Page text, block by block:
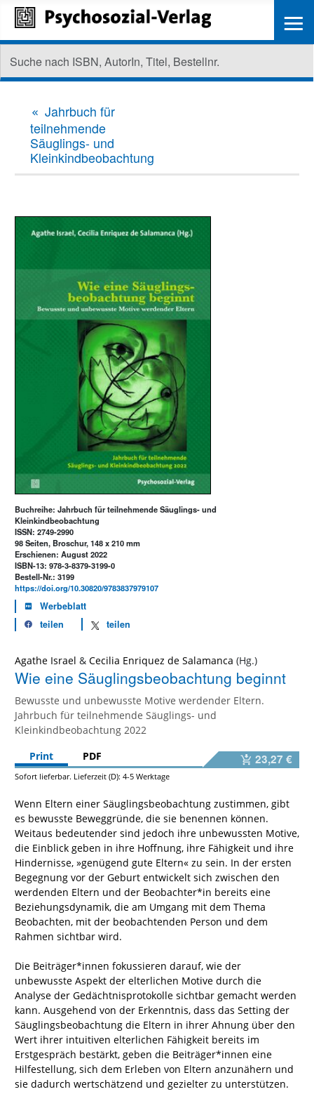
Jahrbuch für
teilnehmende
Säuglings- und
Kleinkindbeobachtung
Buchreihe: Jahrbuch für teilnehmende Säuglings- und
Kleinkindbeobachtung
ISSN: 2749-2990
98 Seiten, Broschur, 148 x 210 mm
Erschienen: August 2022
ISBN-13: 978-3-8379-3199-0
Bestell-Nr.: 3199
https://doi.org/10.30820/9783837979107
Werbeblatt
teilen
teilen
Agathe Israel & Cecilia Enriquez de Salamanca
Wie eine Säuglingsbeobachtung beginnt
Bewusste und unbewusste Motive werdender Eltern.
Jahrbuch für teilnehmende Säuglings- und
Kleinkindbeobachtung 2022
Print
PDF 23,27 €
Sofort lieferbar. Lieferzeit (D): 4-5 Werktage
Wenn Eltern einer Säuglingsbeobachtung zustimmen, gibt
es bewusste Beweggründe, die sie benennen können.
Weitaus bedeutender sind jedoch ihre unbewussten Motive,
die Einblick geben in ihre Hoffnung, ihre Fähigkeit und ihre
Hindernisse, »genügend gute Eltern« zu sein. In der ersten
Begegnung vor der Geburt entwickelt sich zwischen den
werdenden Eltern und der Beobachter*in bereits eine
Beziehungsdynamik, die am Umgang mit dem Thema
Beobachten, mit der beobachtenden Person und dem
Rahmen sichtbar wird.
Die Beiträger*innen fokussieren darauf, wie der
unbewusste Aspekt der elterlichen Motive durch die
Analyse der Gedächtnisprotokolle sichtbar gemacht werden
kann. Ausgehend von der Erkenntnis, dass das Setting der
Säuglingsbeobachtung die Eltern in ihrer Ahnung über den
Wert ihrer intuitiven elterlichen Fähigkeit bereits im
Erstgespräch bestärkt, geben die Beiträger*innen eine
Hilfestellung, sich dem Erleben von Eltern anzunähern und
sie dadurch wertschätzend und gezielter zu unterstützen.
≡